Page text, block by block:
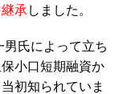
承 しました。
氏によって立ち
小口短期融資か
初知られていま